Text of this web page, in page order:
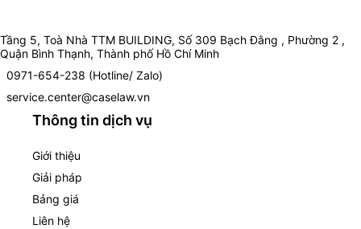
Tầng 5, Toà Nhà TTM BUILDING, Số 309 Bạch Đằng , Phường 2 ,
Quận Bình Thạnh, Thành phố Hồ Chí Minh
0971-654-238 (Hotline/ Zalo)
service.center@caselaw.vn
Thông tin dịch vụ
Giới thiệu
Giải pháp
Bảng giá
Liên hệ